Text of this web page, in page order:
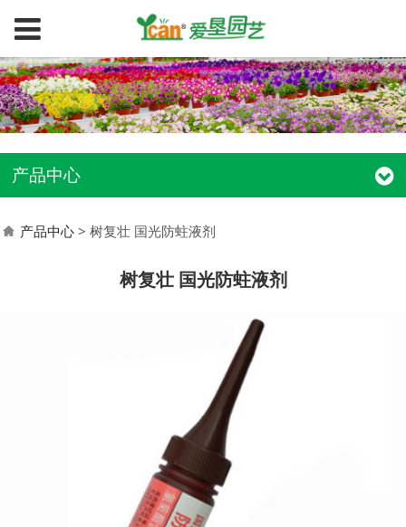
产品中心
产品中心 > 树复壮 国光防蛀液剂
树复壮 国光防蛀液剂